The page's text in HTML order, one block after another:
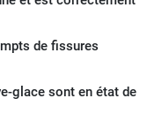
de fissures
glace sont en état de